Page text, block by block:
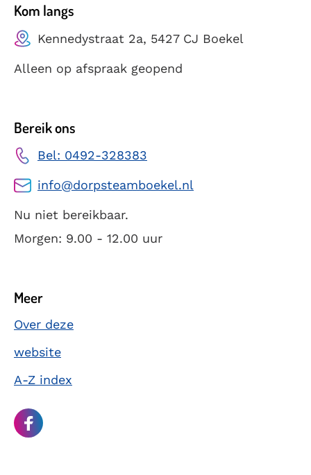
Kom langs
Kennedystraat 2a, 5427 CJ Boekel
Alleen op afspraak geopend
Bereik ons
Bel: 0492-328383
info@dorpsteamboekel.nl
Nu niet bereikbaar.
Morgen: 9.00 - 12.00 uur
Meer
Over deze
website
A-Z index